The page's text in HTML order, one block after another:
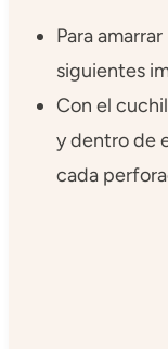
Para
siguientes
Con el
y dentro de
cada